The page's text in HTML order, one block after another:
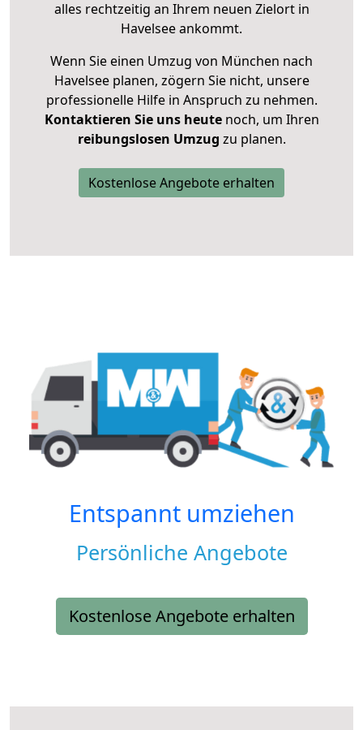
alles rechtzeitig an Ihrem neuen Zielort in
Havelsee ankommt.
Wenn Sie einen Umzug von München nach
Havelsee planen, zögern Sie nicht, unsere
professionelle Hilfe in Anspruch zu nehmen.
Kontaktieren Sie uns heutenoch, um Ihren
reibungslosen Umzug zu planen.
Kostenlose Angebote erhalten
Entspannt umziehen
Persönliche Angebote
Kostenlose Angebote erhalten